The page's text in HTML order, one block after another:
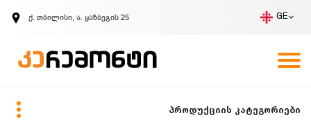
ქ. თბილისი, ა. ყაზბეგის 25 GE
ზარის მოთხოვნა
პროდუქციის კატეგორიები